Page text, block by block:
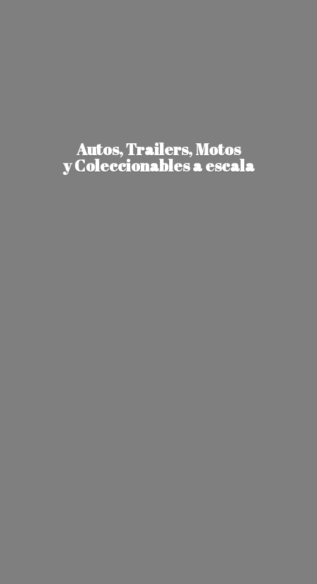
Autos, Trailers, Motos
y Coleccionablesa escala